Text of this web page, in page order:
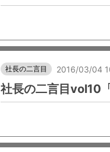
社長の二言目 2016/03/04
社長の二言目vol10